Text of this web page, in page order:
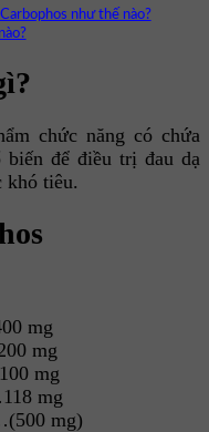
như thế nào?
chức năng có chứa
biến để điều trị đau dạ
khó tiêu.
mg
mg
mg
mg
mg)